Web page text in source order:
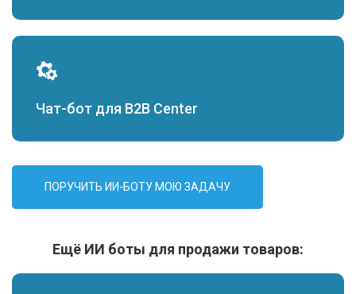
Чат-бот для B2B Center
ПОРУЧИТЬ ИИ-БОТУ МОЮ ЗАДАЧУ
Ещё ИИ боты для продажи товаров: